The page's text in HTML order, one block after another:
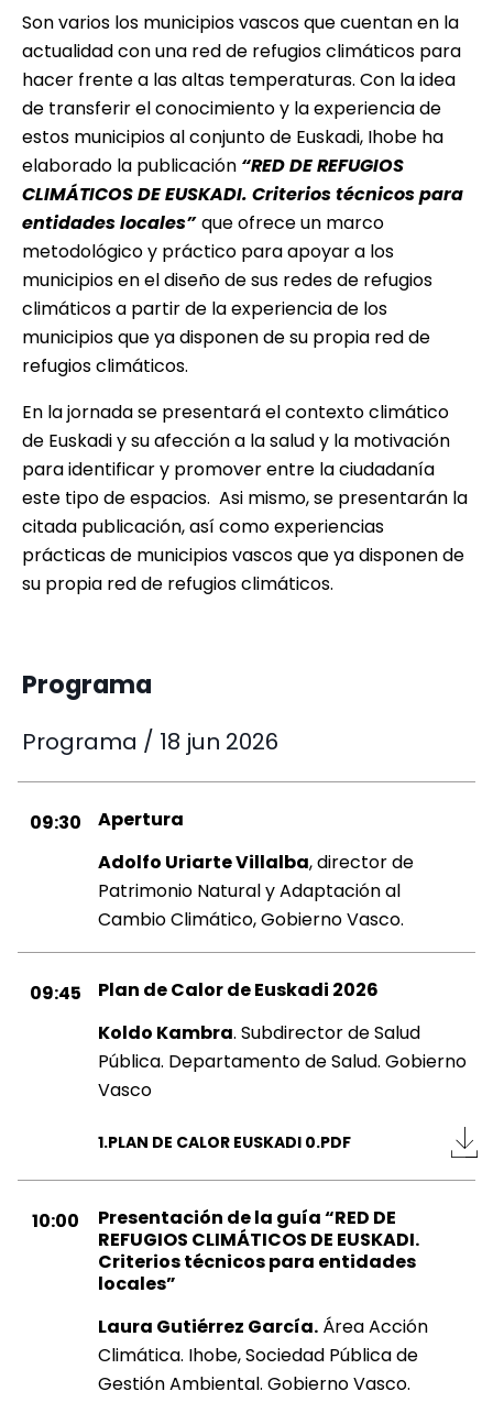
Son varios los municipios vascos que cuentan en la
actualidad con una red de refugios climáticos para
hacer frente a las altas temperaturas. Con la idea
de transferir el conocimiento y la experiencia de
estos municipios al conjunto de Euskadi, Ihobe ha
elaborado la publicación “RED DE REFUGIOS
CLIMÁTICOS DE EUSKADI. Criterios técnicos para
entidades locales” que ofrece un marco
metodológico y práctico para apoyar a los
municipios en el diseño de sus redes de refugios
climáticos a partir de la experiencia de los
municipios que ya disponen de su propia red de
refugios climáticos.
En la jornada se presentará el contexto climático
de Euskadi y su afección a la salud y la motivación
para identificar y promover entre la ciudadanía
este tipo de espacios. Asi mismo, se presentarán la
citada publicación, así como experiencias
prácticas de municipios vascos que ya disponen de
su propia red de refugios climáticos.
Programa
Programa / 18 jun 2026
09:30
Apertura
Adolfo Uriarte Villalba, director de
Patrimonio Natural y Adaptación al
Cambio Climático, Gobierno Vasco.
09:45
Plan de Calor de Euskadi 2026
Koldo Kambra. Subdirector de Salud
Pública. Departamento de Salud. Gobierno
Vasco
1.PLAN DE CALOR EUSKADI 0.PDF
10:00
Presentación de la guía “RED DE
REFUGIOS CLIMÁTICOS DE EUSKADI.
Criterios técnicos para entidades
locales”
Laura Gutiérrez García. Área Acción
Climática. Ihobe, Sociedad Pública de
Gestión Ambiental. Gobierno Vasco.